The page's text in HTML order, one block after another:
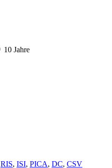
10 Jahre
RIS, ISI, PICA, DC, CSV